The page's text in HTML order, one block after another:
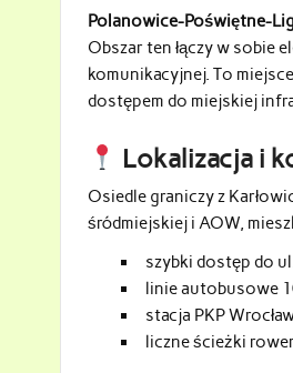
Polanowice-Poświętne-
Obszar ten łączy w sobie
komunikacyjnej. To
dostępem do miejskiej
Lokalizacja i
Osiedle graniczy z
śródmiejskiej i AOW,
szybki dostęp do
linie autobusowe
stacja PKP
liczne ścieżki